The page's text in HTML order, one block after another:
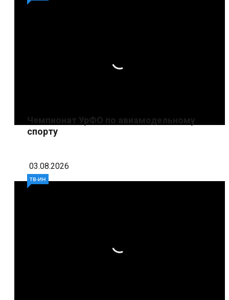
Чемпионат УрФО по авиамодельному
спорту
03.08.2026
ТВ-ИН